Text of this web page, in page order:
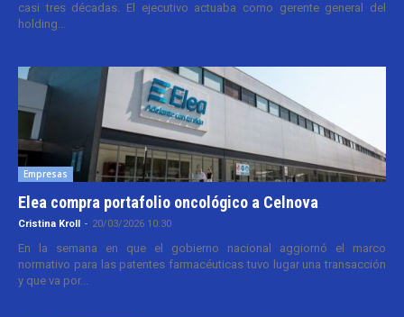
casi tres décadas. El ejecutivo actuaba como gerente general del
holding...
Empresas
Elea compra portafolio oncológico a Celnova
Cristina Kroll - 20/03/2026 10:30
En la semana en que el gobierno nacional aggiornó el marco
normativo para las patentes farmacéuticas tuvo lugar una transacción
y que va por...